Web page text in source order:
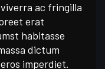
ac fringilla
erat
habitasse
dictum
imperdiet.